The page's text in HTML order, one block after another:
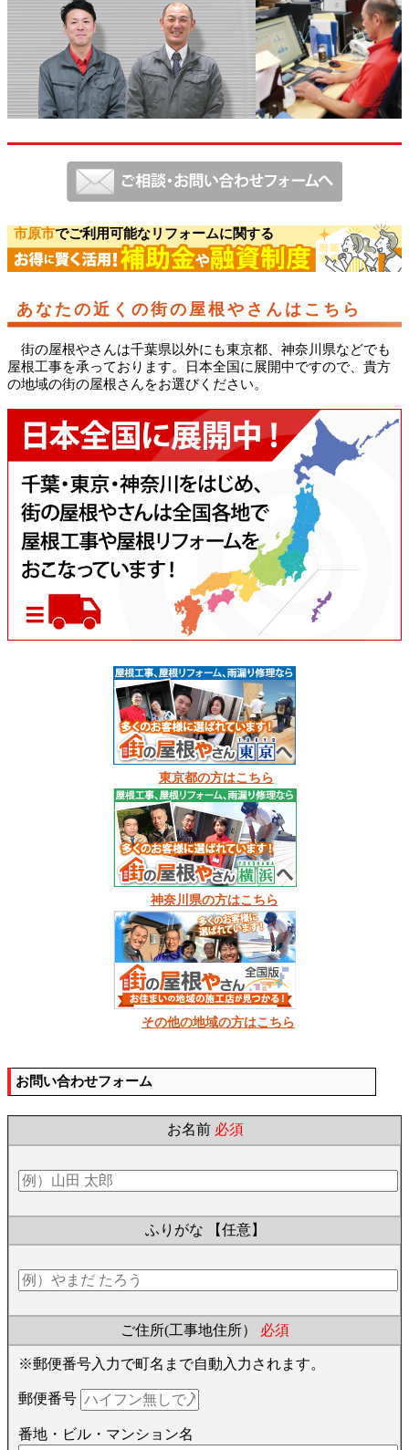
市原市でご利用可能なリフォームに関する
あなたの近くの街の屋根やさんはこちら
街の屋根やさんは千葉県以外にも東京都、神奈川県などでも
屋根工事を承っております。日本全国に展開中ですので、貴方
の地域の街の屋根さんをお選びください。
東京都の方はこちら
神奈川県の方はこちら
その他の地域の方はこちら
お問い合わせフォーム
お名前 必須
ふりがな 【任意】
ご住所(工事地住所） 必須
※郵便番号入力で町名まで自動入力されます。
郵便番号
番地・ビル・マンション名